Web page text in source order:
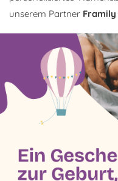
unserem Partner Framily